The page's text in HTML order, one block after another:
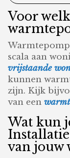
Voor
scala aan
vrijstaande
kunnen
zijn. Kijk
van een
Wat kun
van jouw